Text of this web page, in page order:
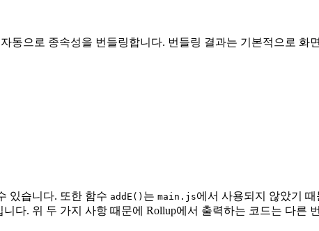
동으로 종속성을 번들링합니다. 번들링 결과는 기본적으로 화
있습니다. 또한 함수 addE() 는 main.js에서 사용되지 않았기
다. 위 두 가지 사항 때문에 Rollup에서 출력하는 코드는 다른